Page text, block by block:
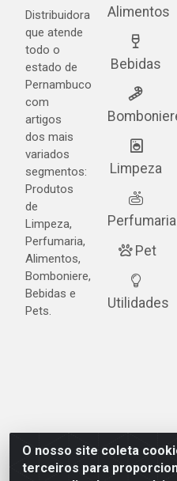
O nosso site coleta
terceiros para
Distribuidora
que atende
todo o
estado de
Pernambuco
com
artigos
dos mais
variados
segmentos:
Produtos
de
Limpeza,
Perfumaria,
Alimentos,
Bomboniere,
Bebidas e
Pets.
Alimentos
Bebidas
Limpeza
Perfumaria
Pet
Utilidades
Cardeal Distribuidora -
do Moura - Caruaru/PE